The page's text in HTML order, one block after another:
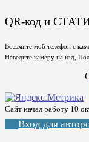
QR-код и
Возьмите моб телефон с
Наведите камеру на код,
Сайт начал работу 10
Вход для